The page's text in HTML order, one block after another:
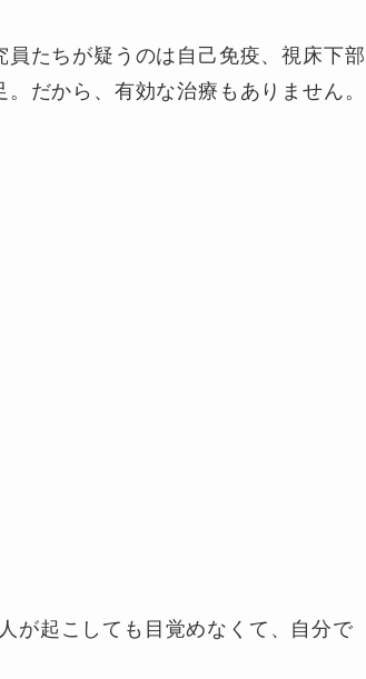
員たちが疑うのは自己免疫、視床下部
だから、有効な治療もありません。
が起こしても目覚めなくて、自分で